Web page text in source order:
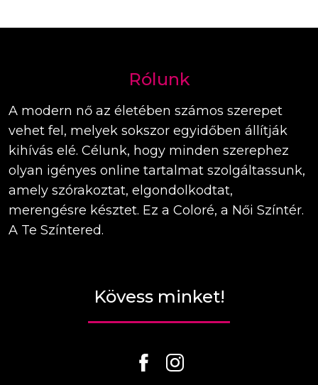
Rólunk
A modern nő az életében számos szerepet
vehet fel, melyek sokszor egyidőben állítják
kihívás elé. Célunk, hogy minden szerephez
olyan igényes online tartalmat szolgáltassunk,
amely szórakoztat, elgondolkodtat,
merengésre késztet. Ez a Coloré, a Női Színtér.
A Te Színtered.
Kövess minket!